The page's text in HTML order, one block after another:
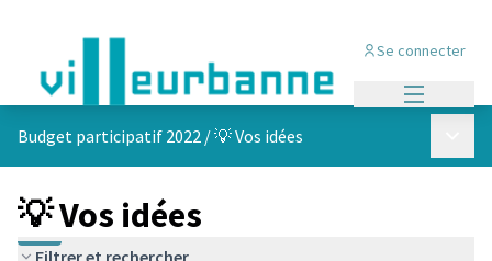
Se connecter
Budget participatif 2022 /💡 Vos idées
💡 Vos idées
Filtrer et rechercher